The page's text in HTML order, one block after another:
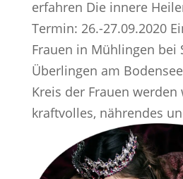
erfahren Die innere
Termin: 26.-27.09.2020
Frauen in Mühlingen bei
Überlingen am
Kreis der Frauen werden
kraftvolles, nährendes